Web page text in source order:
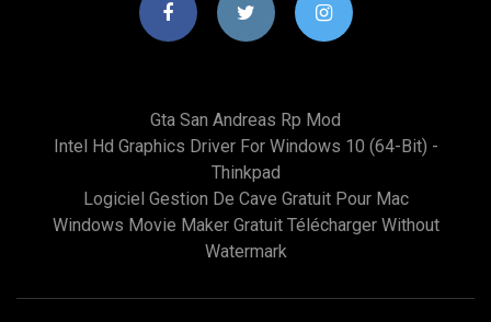
Gta San Andreas Rp Mod
Intel Hd Graphics Driver For Windows 10 (64-Bit) -
Thinkpad
Logiciel Gestion De Cave Gratuit Pour Mac
Windows Movie Maker Gratuit Télécharger Without
Watermark